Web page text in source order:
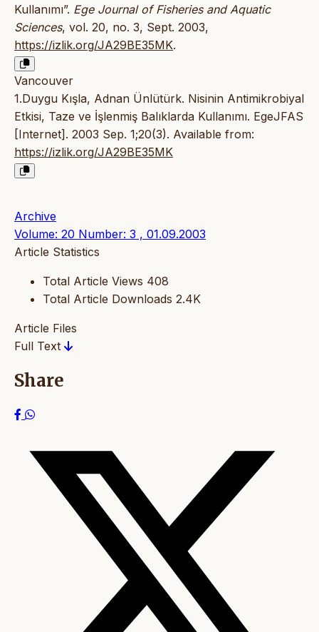
Kullanımı”. Ege Journal of Fisheries and Aquatic
Sciences, vol. 20, no. 3, Sept. 2003,
https://izlik.org/JA29BE35MK.
Vancouver
1.Duygu Kışla, Adnan Ünlütürk. Nisinin Antimikrobiyal
Etkisi, Taze ve İşlenmiş Balıklarda Kullanımı. EgeJFAS
[Internet]. 2003 Sep. 1;20(3). Available from:
https://izlik.org/JA29BE35MK
Archive
Volume: 20 Number: 3 , 01.09.2003
Article Statistics
Total Article Views 408
Total Article Downloads 2.4K
Article Files
Full Text
Share